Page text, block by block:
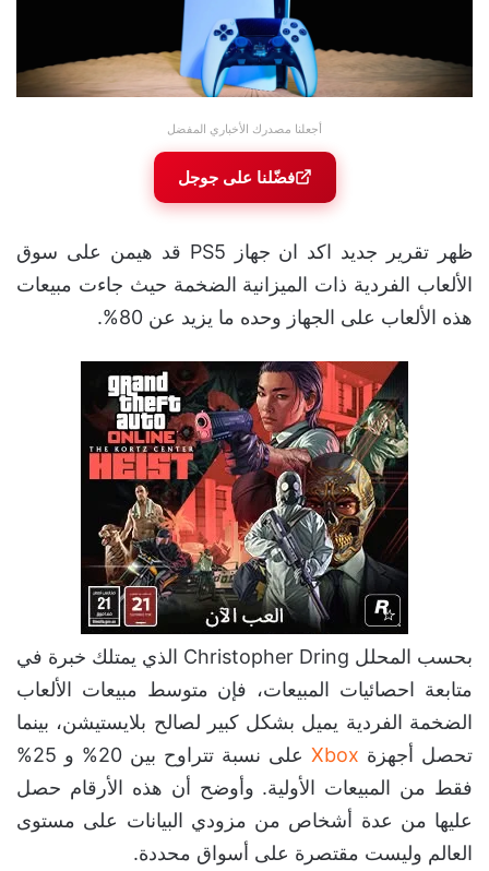
أجعلنا مصدرك الأخباري المفضل
فضّلنا على جوجل
ظهر تقرير جديد اكد ان جهاز PS5 قد هيمن على سوق
الألعاب الفردية ذات الميزانية الضخمة حيث جاءت مبيعات
هذه الألعاب على الجهاز وحده ما يزيد عن 80%.
بحسب المحلل
Christopher Dring الذي يمتلك خبرة في
متابعة احصائيات المبيعات، فإن متوسط مبيعات الألعاب
الضخمة الفردية يميل بشكل كبير لصالح بلايستيشن، بينما
تحصل أجهزة Xbox
على نسبة تتراوح بين 20% و 25%
فقط من المبيعات الأولية. وأوضح أن هذه الأرقام حصل
عليها من عدة أشخاص من مزودي البيانات على مستوى
العالم وليست مقتصرة على أسواق محددة.